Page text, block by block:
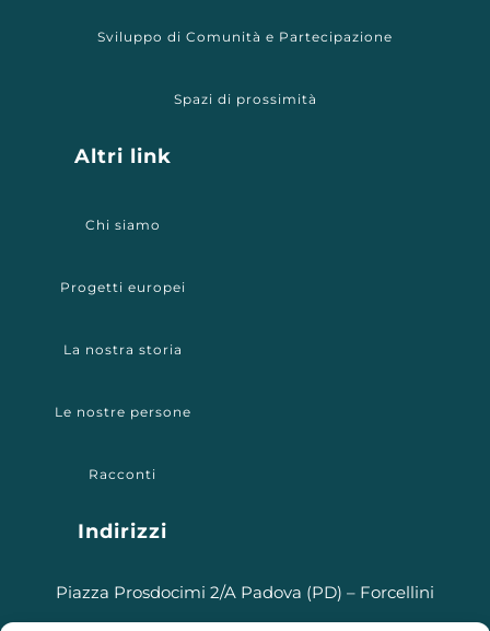
Sviluppo di Comunità e Partecipazione
Spazi di prossimità
Altri link
Chi siamo
Progetti europei
La nostra storia
Le nostre persone
Racconti
Indirizzi
Piazza Prosdocimi 2/A Padova (PD) – Forcellini